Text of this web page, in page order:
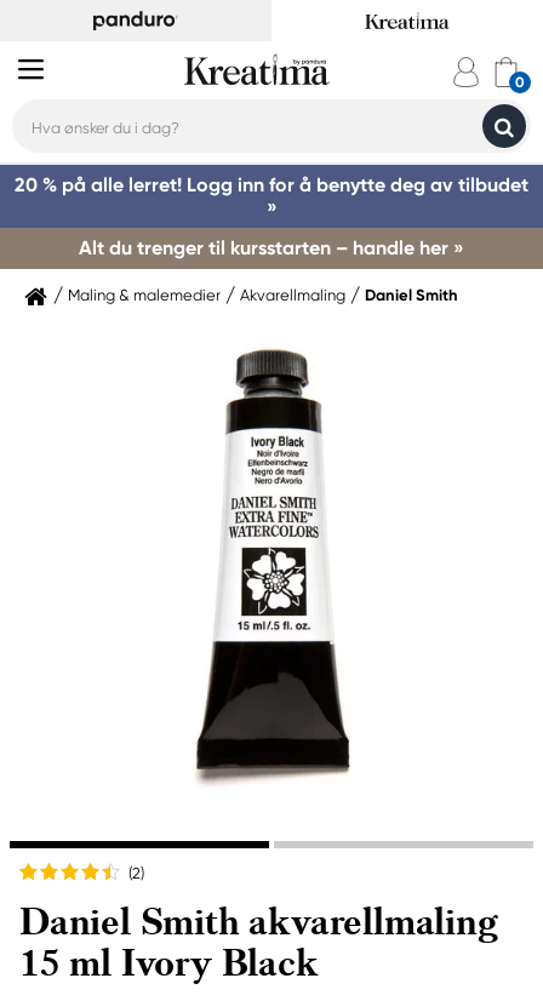
20 % på alle lerret! Logg inn for å benytte deg av tilbudet
»
Alt du trenger til kursstarten – handle her »
Maling & malemedier Akvarellmaling Daniel Smith
(2)
Daniel Smith akvarellmaling
15 ml Ivory Black